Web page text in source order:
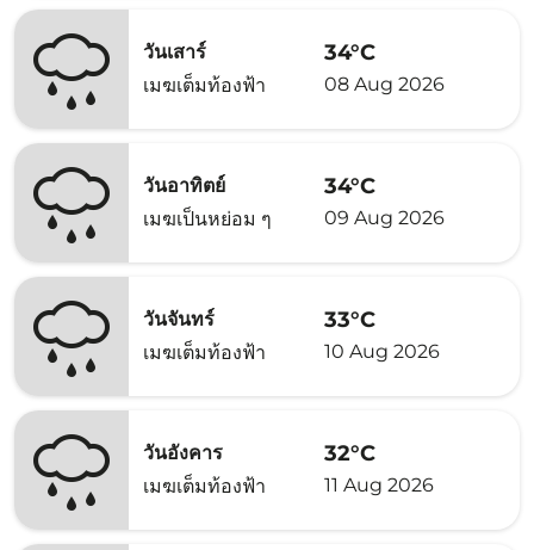
วันเสาร์
เมฆเต็มท้องฟ้า
34°C
08 Aug 2026
วันอาทิตย์
เมฆเป็นหย่อม ๆ
34°C
09 Aug 2026
วันจันทร์
เมฆเต็มท้องฟ้า
33°C
10 Aug 2026
วันอังคาร
เมฆเต็มท้องฟ้า
32°C
11 Aug 2026